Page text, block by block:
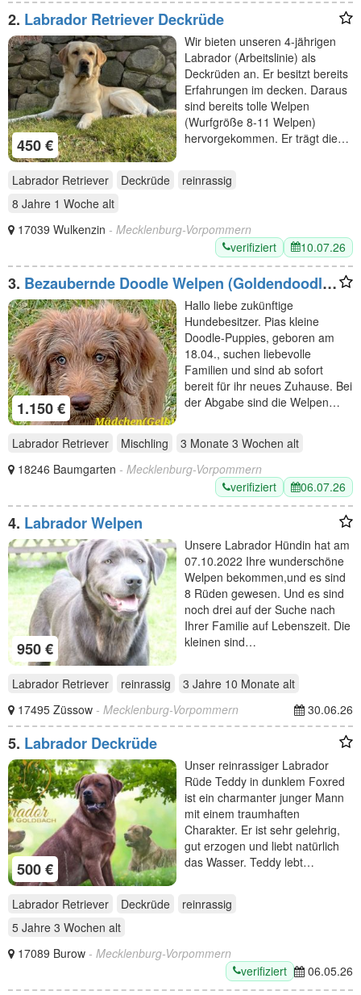
2. Labrador Retriever Deckrüde
450 €
Wir bieten unseren 4-jährigen
Labrador (Arbeitslinie) als
Deckrüden an. Er besitzt bereits
Erfahrungen im decken. Daraus
sind bereits tolle Welpen
(Wurfgröße 8-11 Welpen)
hervorgekommen. Er trägt die…
Labrador Retriever Deckrüde
reinrassig
8 Jahre 1 Woche alt
17039 Wulkenzin - Mecklenburg-Vorpommern
verifiziert
10.07.26
3. Bezaubernde Doodle Welpen (Goldendoodle
× Leopard-Labrador) SofortAuszugsbereit!
1.150 €
Hallo liebe zukünftige
Hundebesitzer. Pias kleine
Doodle-Puppies, geboren am
18.04., suchen liebevolle
Familien und sind ab sofort
bereit für ihr neues Zuhause. Bei
der Abgabe sind die Welpen…
Labrador Retriever Mischling 3 Monate 3 Wochen alt
18246 Baumgarten - Mecklenburg-Vorpommern
verifiziert
06.07.26
4. Labrador Welpen
950 €
Unsere Labrador Hündin hat am
07.10.2022 Ihre wunderschöne
Welpen bekommen,und es sind
8 Rüden gewesen. Und es sind
noch drei auf der Suche nach
Ihrer Familie auf Lebenszeit. Die
kleinen sind…
Labrador Retriever reinrassig 3 Jahre 10 Monate alt
17495 Züssow - Mecklenburg-Vorpommern 30.06.26
5. Labrador Deckrüde
500 €
Unser reinrassiger Labrador
Rüde Teddy in dunklem Foxred
ist ein charmanter junger Mann
mit einem traumhaften
Charakter. Er ist sehr gelehrig,
gut erzogen und liebt natürlich
das Wasser. Teddy lebt…
Labrador Retriever Deckrüde
reinrassig
5 Jahre 3 Wochen alt
17089 Burow - Mecklenburg-Vorpommern
verifiziert
06.05.26